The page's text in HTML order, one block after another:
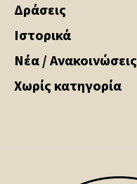
Δράσεις
Ιστορικά
Νέα / Ανακοινώσεις
Χωρίς κατηγορία